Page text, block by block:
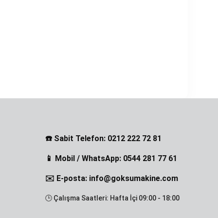
☎️ Sabit Telefon: 0212 222 72 81
📱 Mobil / WhatsApp: 0544 281 77 61
✉️ E-posta: info@goksumakine.com
🕒 Çalışma Saatleri: Hafta İçi 09:00 - 18:00